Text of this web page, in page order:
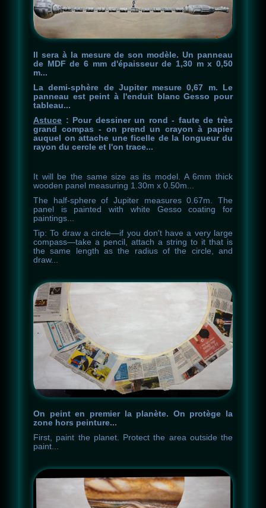
Il sera à la mesure de son modèle. Un panneau
de MDF de 6 mm d'épaisseur de 1,30 m x 0,50
m...
La demi-sphère de Jupiter mesure 0,67 m. Le
panneau est peint à l'enduit blanc Gesso pour
tableau...
Astuce : Pour dessiner un rond - faute de très
grand compas - on prend un crayon à papier
auquel on attache une ficelle de la longueur du
rayon du cercle et l'on trace...
It will be the same size as its model. A 6mm thick
wooden panel measuring 1.30m x 0.50m...
The
half-sphere of Jupiter measures 0.67m.
The
panel
is painted with white Gesso coating
for
paintings...
Tip: To draw a circle—if you don't have a very large
compass—take a pencil, attach a string to it that is
the same length as the radius of the circle, and
draw...
On peint en premier la planète. On protège la
zone hors peinture...
First
paint the planet. Protect the area outside the
paint